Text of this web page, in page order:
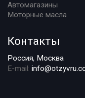
Автомагазины
Моторные масла
Контакты
Россия, Москва
E-mail: